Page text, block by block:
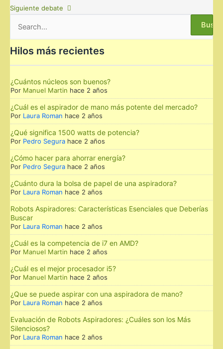
Siguiente debate
por:
Hilos más recientes
¿Cuántos núcleos son buenos?
Por Manuel Martin hace 2 años
¿Cuál es el aspirador de mano más potente del mercado?
Por Laura Roman hace 2 años
¿Qué significa 1500 watts de potencia?
Por Pedro Segura hace 2 años
¿Cómo hacer para ahorrar energía?
Por Pedro Segura hace 2 años
¿Cuánto dura la bolsa de papel de una aspiradora?
Por Laura Roman hace 2 años
Robots Aspiradores: Características Esenciales que Deberías
Buscar
Por Laura Roman hace 2 años
¿Cuál es la competencia de i7 en AMD?
Por Manuel Martin hace 2 años
¿Cuál es el mejor procesador i5?
Por Manuel Martin hace 2 años
¿Que se puede aspirar con una aspiradora de mano?
Por Laura Roman hace 2 años
Evaluación de Robots Aspiradores: ¿Cuáles son los Más
Silenciosos?
Por Laura Roman hace 2 años